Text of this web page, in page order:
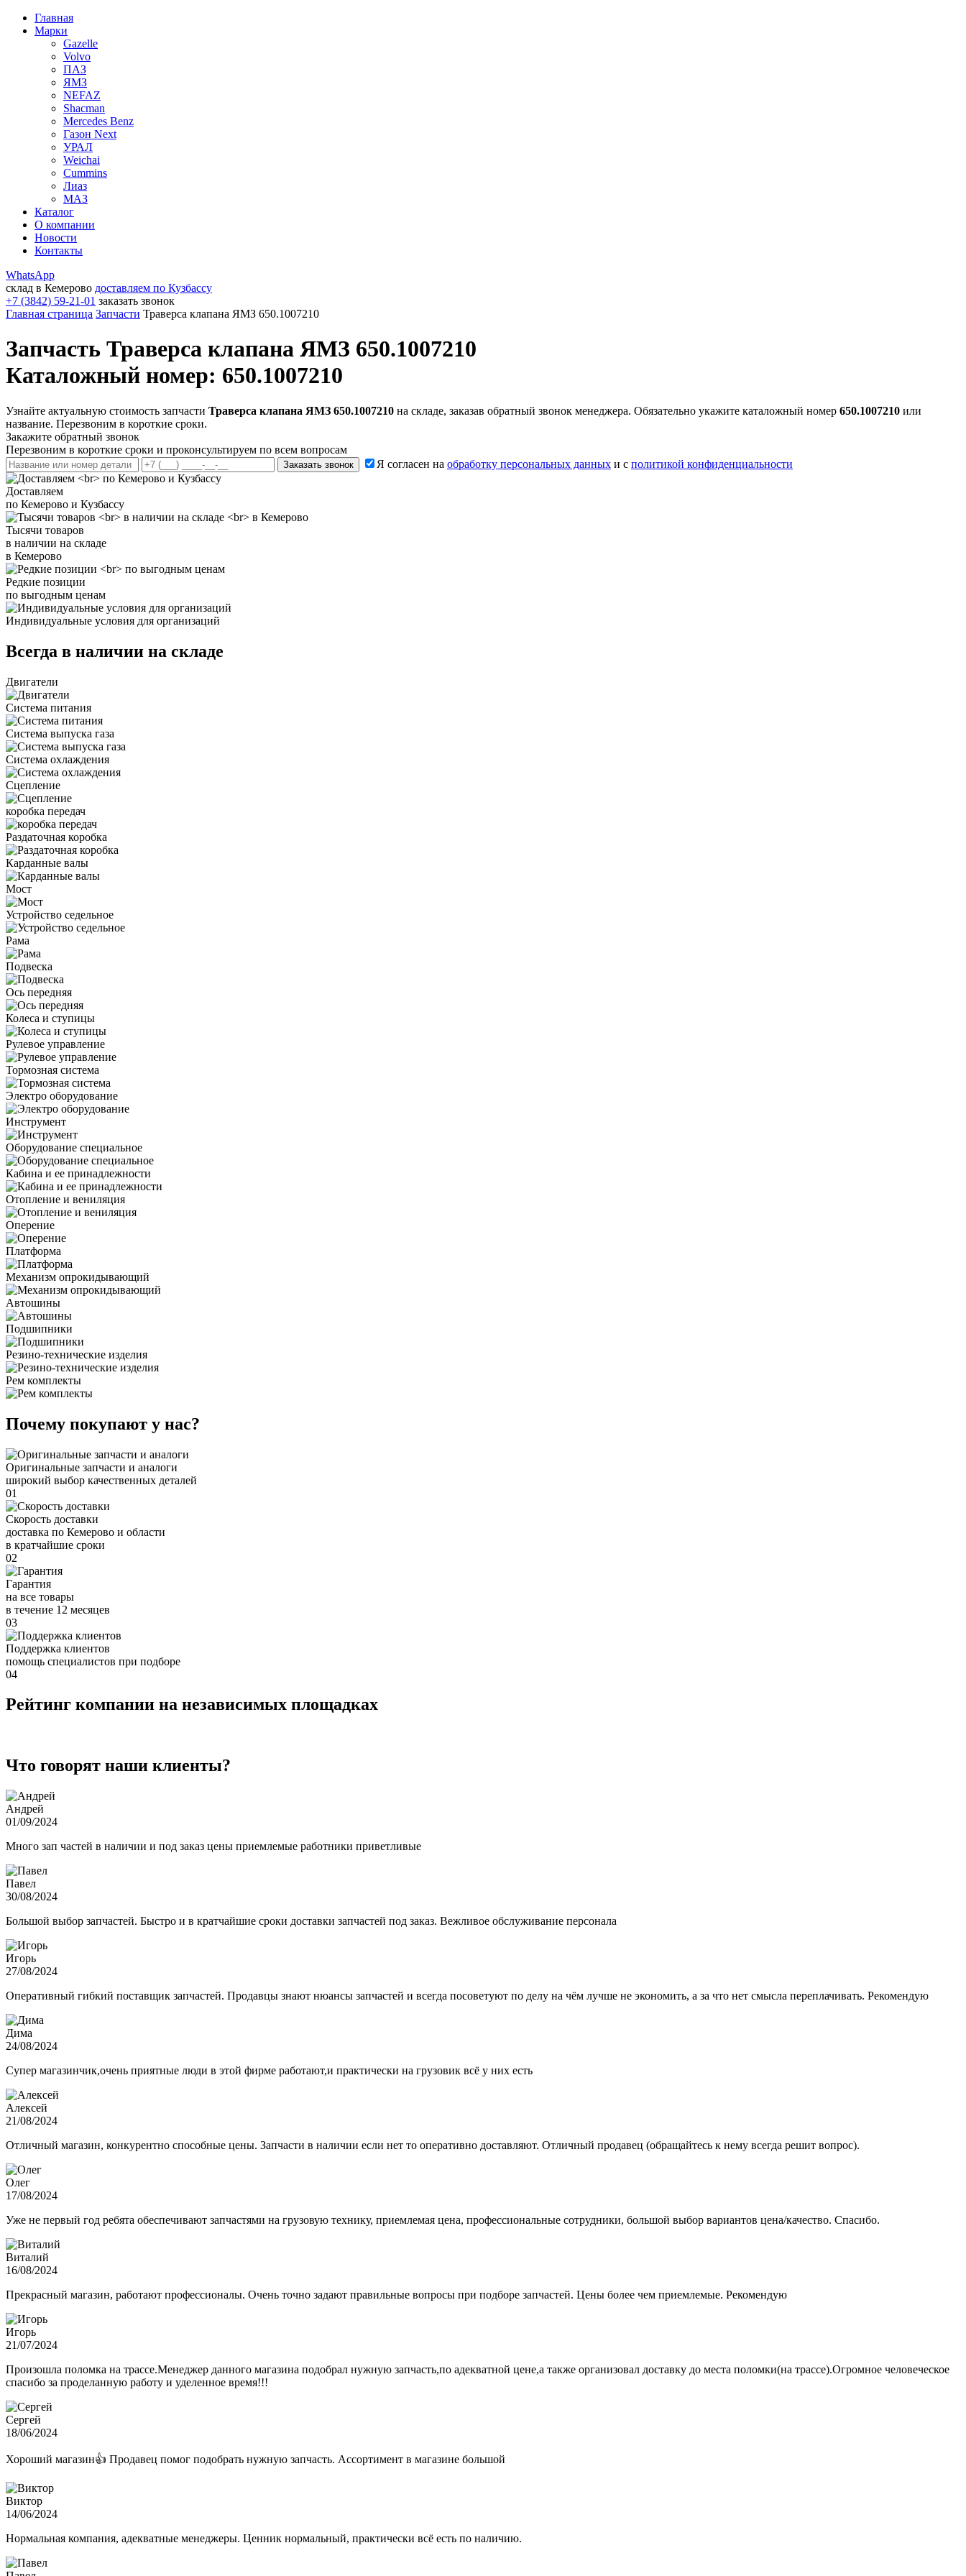
Главная
Марки
Gazelle
Volvo
ПАЗ
ЯМЗ
NEFAZ
Shacman
Mercedes Benz
Газон Next
УРАЛ
Weichai
Cummins
Лиаз
МАЗ
Каталог
О компании
Новости
Контакты
WhatsApp
склад в Кемерово доставляем по Кузбассу
+7 (3842) 59-21-01 заказать звонок
Главная страница Запчасти Траверса клапана ЯМЗ 650.1007210
Запчасть Траверса клапана ЯМЗ 650.1007210
Каталожный номер: 650.1007210
Узнайте актуальную стоимость запчасти Траверса клапана ЯМЗ 650.1007210 на складе, заказав обратный звонок менеджера. Обязательно укажите каталожный номер 650.1007210 или
название. Перезвоним в короткие сроки.
Закажите обратный звонок
Перезвоним в короткие сроки и проконсультируем по всем вопросам
Заказать звонок Я согласен на обработку персональных данных и с политикой конфиденциальности
Доставляем
по Кемерово и Кузбассу
Тысячи товаров
в наличии на складе
в Кемерово
Редкие позиции
по выгодным ценам
Индивидуальные условия для организаций
Всегда в наличии на складе
Двигатели
Система питания
Система выпуска газа
Система охлаждения
Сцепление
коробка передач
Раздаточная коробка
Карданные валы
Мост
Устройство седельное
Рама
Подвеска
Ось передняя
Колеса и ступицы
Рулевое управление
Тормозная система
Электро оборудование
Инструмент
Оборудование специальное
Кабина и ее принадлежности
Отопление и вениляция
Оперение
Платформа
Механизм опрокидывающий
Автошины
Подшипники
Резино-технические изделия
Рем комплекты
Почему покупают у нас?
Оригинальные запчасти и аналоги
широкий выбор качественных деталей
01
Скорость доставки
доставка по Кемерово и области
в кратчайшие сроки
02
Гарантия
на все товары
в течение 12 месяцев
03
Поддержка клиентов
помощь специалистов при подборе
04
Рейтинг компании на независимых площадках
Что говорят наши клиенты?
Андрей
01/09/2024
Много зап частей в наличии и под заказ цены приемлемые работники приветливые
Павел
30/08/2024
Большой выбор запчастей. Быстро и в кратчайшие сроки доставки запчастей под заказ. Вежливое обслуживание персонала
Игорь
27/08/2024
Оперативный гибкий поставщик запчастей. Продавцы знают нюансы запчастей и всегда посоветуют по делу на чём лучше не экономить, а за что нет смысла переплачивать. Рекомендую
Дима
24/08/2024
Супер магазинчик,очень приятные люди в этой фирме работают,и практически на грузовик всё у них есть
Алексей
21/08/2024
Отличный магазин, конкурентно способные цены. Запчасти в наличии если нет то оперативно доставляют. Отличный продавец (обращайтесь к нему всегда решит вопрос).
Олег
17/08/2024
Уже не первый год ребята обеспечивают запчастями на грузовую технику, приемлемая цена, профессиональные сотрудники, большой выбор вариантов цена/качество. Спасибо.
Виталий
16/08/2024
Прекрасный магазин, работают профессионалы. Очень точно задают правильные вопросы при подборе запчастей. Цены более чем приемлемые. Рекомендую
Игорь
21/07/2024
Произошла поломка на трассе.Менеджер данного магазина подобрал нужную запчасть,по адекватной цене,а также организовал доставку до места поломки(на трассе).Огромное человеческое
спасибо за проделанную работу и уделенное время!!!
Сергей
18/06/2024
Хороший магазин👍 Продавец помог подобрать нужную запчасть. Ассортимент в магазине большой
Виктор
14/06/2024
Нормальная компания, адекватные менеджеры. Ценник нормальный, практически всё есть по наличию.